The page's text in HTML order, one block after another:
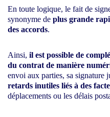
En toute logique, le fait de
synonyme de plus grande
des accords.
Ainsi, il est possible de
du contrat de manière
envoi aux parties, sa signature
retards inutiles liés à des
déplacements ou les délais